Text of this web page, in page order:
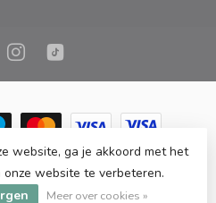
& Home | Webshop | Fysieke
byLightspeed-Lightspeed design
website, ga je akkoord met het
onze website te verbeteren.
Meer over cookies »